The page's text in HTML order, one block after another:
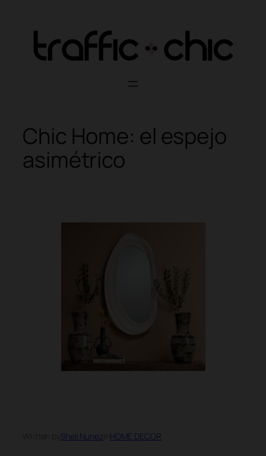
content
Chic Home: el espejo
asimétrico
Sheli Nunez HOME DECOR